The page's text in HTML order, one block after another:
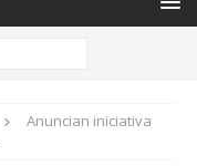
Anuncian iniciativa